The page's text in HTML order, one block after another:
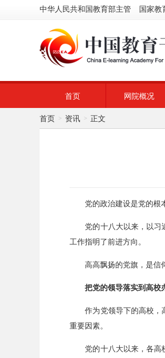
中华人民共和国教育部主管 国家教
首页 网院概况
首页 > 资讯 > 正文
党的政治建设是党的根
党的十八大以来，以
工作指明了前进方向。
高高飘扬的党旗，是信
把党的领导落实到高校
作为党领导下的高校，
重要因素。
党的十八大以来，各